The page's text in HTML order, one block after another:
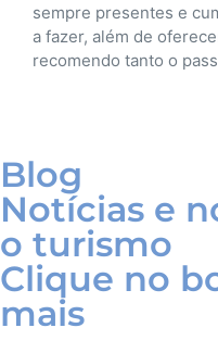
Renova
Blog
Notícias e
o turismo
Clique no
mais